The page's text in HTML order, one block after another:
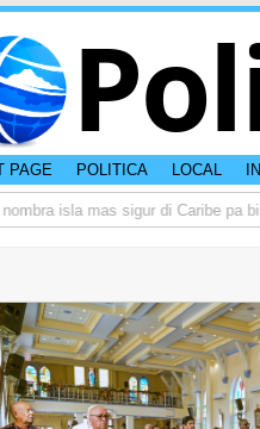
PAGE POLITICA LOCAL
isla mas sigur di Caribe pa